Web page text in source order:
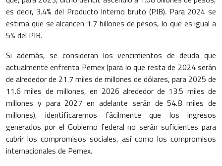
es decir, 3.4% del Producto Interno bruto (PIB). Para 2024 se
estima que se alcancen 1.7 billones de pesos, lo que es igual a
5% del PIB.
Si además, se consideran los vencimientos de deuda que
actualmente enfrenta Pemex (para lo que resta de 2024 serán
de alrededor de 21.7 miles de millones de dólares, para 2025 de
11.6 miles de millones, en 2026 alrededor de 13.5 miles de
millones y para 2027 en adelante serán de 54.8 miles de
millones), identificaremos fácilmente que los ingresos
generados por el Gobierno federal no serán suficientes para
cubrir los compromisos sociales, así como los compromisos
internacionales de Pemex.